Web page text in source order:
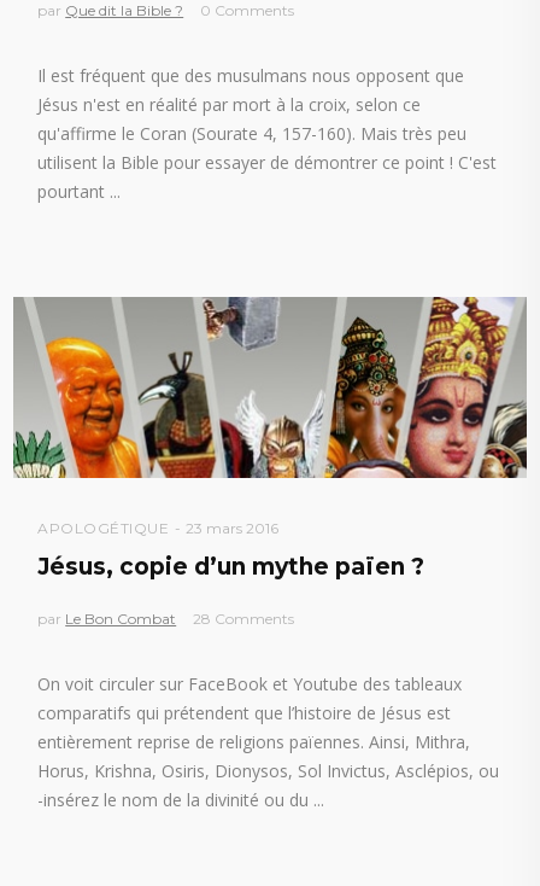
par Que dit la Bible ? 0 Comments
Il est fréquent que des musulmans nous opposent que
Jésus n'est en réalité par mort à la croix, selon ce
qu'affirme le Coran (Sourate 4, 157-160). Mais très peu
utilisent la Bible pour essayer de démontrer ce point ! C'est
pourtant
APOLOGÉTIQUE 23 mars 2016
Jésus, copie d’un mythe païen ?
par Le Bon Combat 28 Comments
On voit circuler sur FaceBook et Youtube des tableaux
comparatifs qui prétendent que l’histoire de Jésus est
entièrement reprise de religions païennes. Ainsi, Mithra,
Horus, Krishna, Osiris, Dionysos, Sol Invictus, Asclépios, ou
-insérez le nom de la divinité ou du